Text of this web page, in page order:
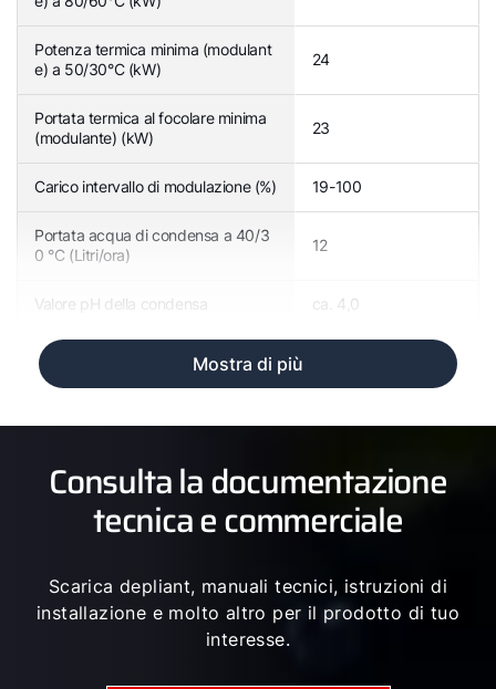
Potenza termica minima (modulant
e) a 50/30°C (kW)
24
Portata termica al focolare minima
(modulante) (kW)
23
Carico intervallo di modulazione (%) 19-100
Portata acqua di condensa a 40/3
0 °C (Litri/ora)
12
Valore pH della condensa ca. 4,0
Mostra di più
Consulta la documentazione
tecnica e commerciale
Scarica depliant, manuali tecnici, istruzioni di
installazione e molto altro per il prodotto di tuo
interesse.